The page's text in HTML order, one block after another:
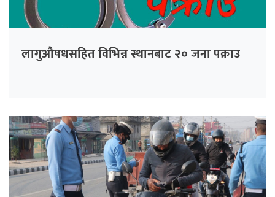
लागुऔषधसहित विभिन्न स्थानबाट २० जना पक्राउ